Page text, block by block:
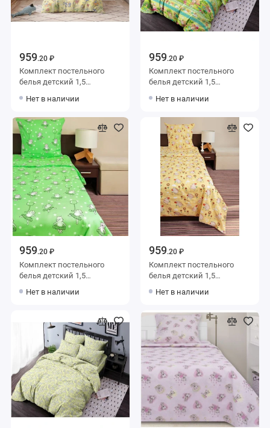
959.20 ₽
Комплект постельного
белья детский 1,5
наволочкой 70х70
Нет в наличии
959.20 ₽
Комплект постельного
белья детский 1,5
наволочкой 70х70
Нет в наличии
959.20 ₽
Комплект постельного
белья детский 1,5
наволочкой 70х70
Нет в наличии
959.20 ₽
Комплект постельного
белья детский 1,5
наволочкой 70х70
Нет в наличии